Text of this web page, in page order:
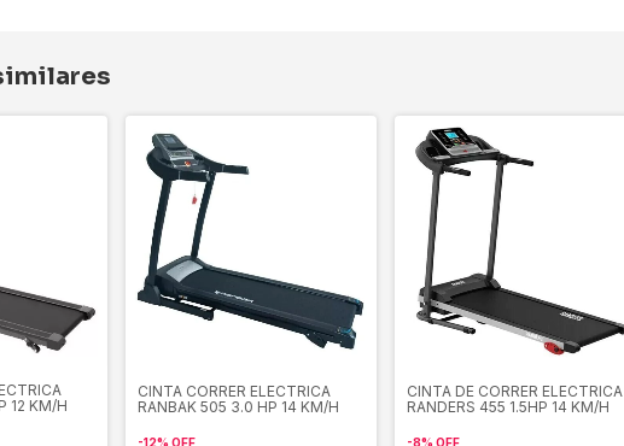
12 KM/H
CINTA CORRER ELECTRICA
RANBAK 505 3.0 HP 14 KM/H
-12%OFF
CINTA DE CORRER ELECTRICA
RANDERS 455 1.5HP 14 KM/H
-8%OFF